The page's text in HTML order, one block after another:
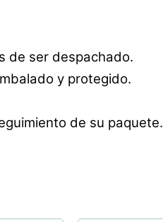
de ser despachado.
y protegido.
de su paquete.